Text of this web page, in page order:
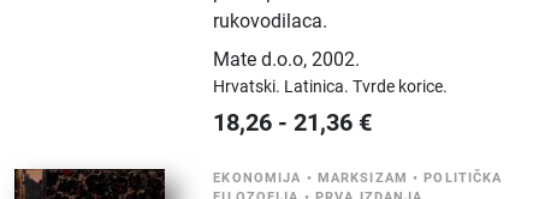
rukovodilaca.
Mate d.o.o,2002.
Hrvatski. Latinica.Tvrde korice.
18,26 -21,36 €
EKONOMIJA • MARKSIZAM •POLITIČKA